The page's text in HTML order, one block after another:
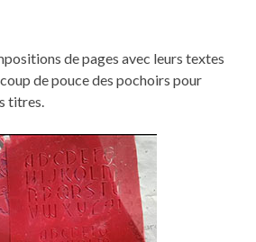
de pages avec leurs textes
de pouce des pochoirs pour
titres.